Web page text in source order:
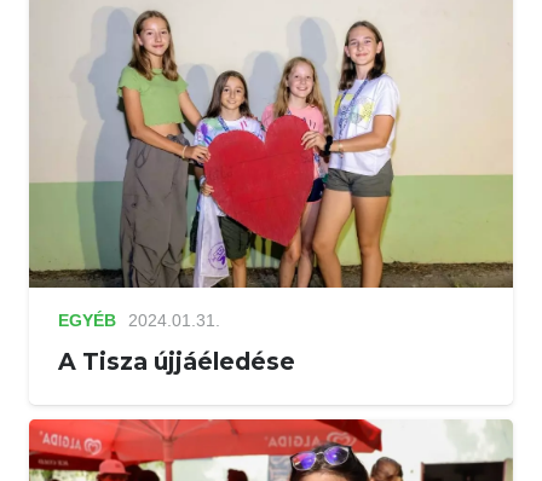
EGYÉB 2024.01.31.
A Tisza újjáéledése